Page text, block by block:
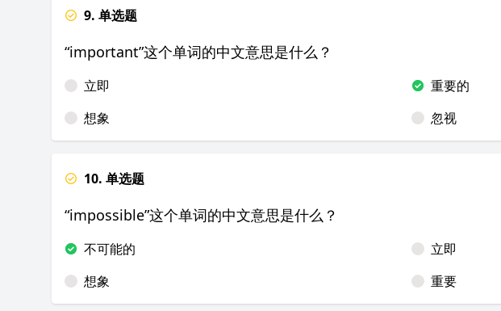
9. 单选题
“important”这个单词的中文意思是什么？
立即
重要的
想象
忽视
10. 单选题
“impossible”这个单词的中文意思是什么？
不可能的
立即
想象
重要